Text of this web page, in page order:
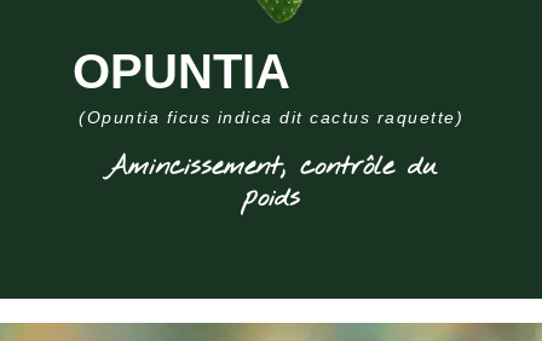
OPUNTIA
(Opuntia ficus indica dit cactus raquette)
Amincissement, contrôle du
poids